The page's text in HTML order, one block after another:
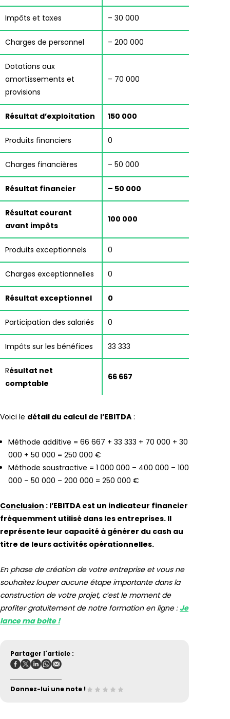
Impôts et taxes – 30 000
Charges de personnel – 200 000
Dotations aux
amortissements et
provisions
– 70 000
Résultat d’exploitation 150 000
Produits financiers 0
Charges financières – 50 000
Résultat financier – 50 000
Résultat courant
avant impôts
100 000
Produits exceptionnels 0
Charges exceptionnelles 0
Résultat exceptionnel 0
Participation des salariés 0
Impôts sur les bénéfices 33 333
Résultat net
comptable
66 667
Voici le détail du calcul de l’EBITDA :
Méthode additive = 66 667 + 33 333 + 70 000 + 30
000 + 50 000 = 250 000 €
Méthode soustractive = 1 000 000 – 400 000 – 100
000 – 50 000 – 200 000 = 250 000 €
Conclusion : l’EBITDA est un indicateur financier
fréquemment utilisé dans les entreprises. Il
représente leur capacité à générer du cash au
titre de leurs activités opérationnelles.
En phase de création de votre entreprise et vous ne
souhaitez louper aucune étape importante dans la
construction de votre projet, c’est le moment de
profiter gratuitement de notre formation en ligne : Je
lance ma boite !
Partager l'article :
Donnez-lui une note !